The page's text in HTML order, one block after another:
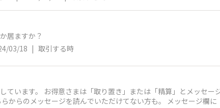
居ますか？
03/18 | 取引する時
ます。 お得意さまは「取り置き」または「精算」とメッセージより 連絡
ッセージがないままの方や こちらからのメッセ